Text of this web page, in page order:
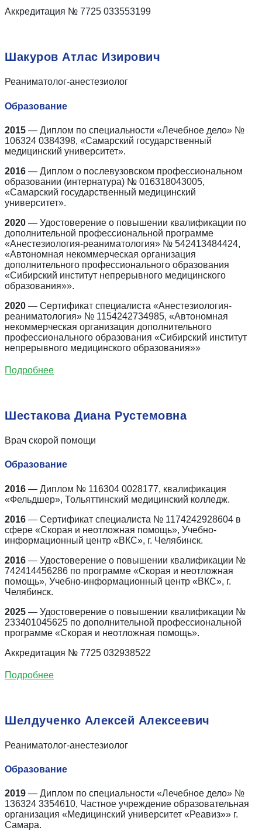
Аккредитация № 7725 033553199
Шакуров Атлас Изирович
Реаниматолог-анестезиолог
Образование
2015 — Диплом по специальности «Лечебное дело» №
106324 0384398, «Самарский государственный
медицинский университет».
2016 — Диплом о послевузовском профессиональном
образовании (интернатура) № 016318043005,
«Самарский государственный медицинский
университет».
2020 — Удостоверение о повышении квалификации по
дополнительной профессиональной программе
«Анестезиология-реаниматология» № 542413484424,
«Автономная некоммерческая организация
дополнительного профессионального образования
«Сибирский институт непрерывного медицинского
образования»».
2020 — Сертификат специалиста «Анестезиология-
реаниматология» № 1154242734985, «Автономная
некоммерческая организация дополнительного
профессионального образования «Сибирский институт
непрерывного медицинского образования»»
Подробнее
Шестакова Диана Рустемовна
Врач скорой помощи
Образование
2016 — Диплом № 116304 0028177, квалификация
«Фельдшер», Тольяттинский медицинский колледж.
2016 — Сертификат специалиста № 1174242928604 в
сфере «Скорая и неотложная помощь», Учебно-
информационный центр «ВКС», г. Челябинск.
2016 — Удостоверение о повышении квалификации №
742414456286 по программе «Скорая и неотложная
помощь», Учебно-информационный центр «ВКС», г.
Челябинск.
2025 — Удостоверение о повышении квалификации №
233401045625 по дополнительной профессиональной
программе «Скорая и неотложная помощь».
Аккредитация № 7725 032938522
Подробнее
Шелдученко Алексей Алексеевич
Реаниматолог-анестезиолог
Образование
2019 — Диплом по специальности «Лечебное дело» №
136324 3354610, Частное учреждение образовательная
организация «Медицинский университет «Реавиз»» г.
Самара.